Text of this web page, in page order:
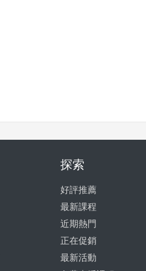
探索
好評推薦
最新課程
近期熱門
正在促銷
最新活動